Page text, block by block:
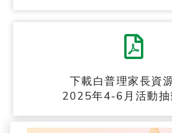
下載白普理家長資
2025年4-6月活動抽